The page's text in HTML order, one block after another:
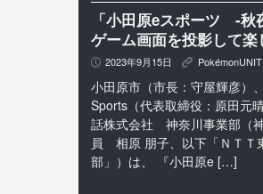
「小田原eスポーツ -
ゲーム画面を投影して
P 2023年9月15日 K
小田原市（市長：守屋輝彦）
Sports（代表取締役：原田元
話株式会社 神奈川事業部（
員 相原 朋子、以下「ＮＴ
部」）は、 『小田原e […]